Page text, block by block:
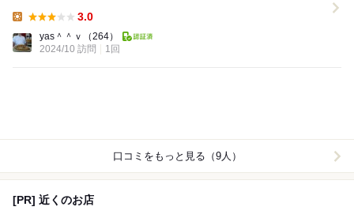
3.0
yas＾＾ｖ
（264）
2024/10 訪問
1回
口コミをもっと見る（9人）
[PR] 近くのお店